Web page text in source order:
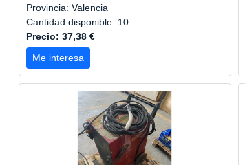
Provincia: Valencia
Cantidad disponible: 10
Precio: 37,38 €
Me interesa